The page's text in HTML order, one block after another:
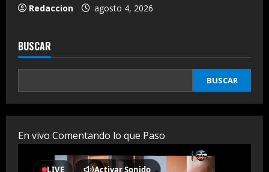
Redaccion agosto 4, 2026
BUSCAR
BUSCAR
En vivo Comentando lo que Paso